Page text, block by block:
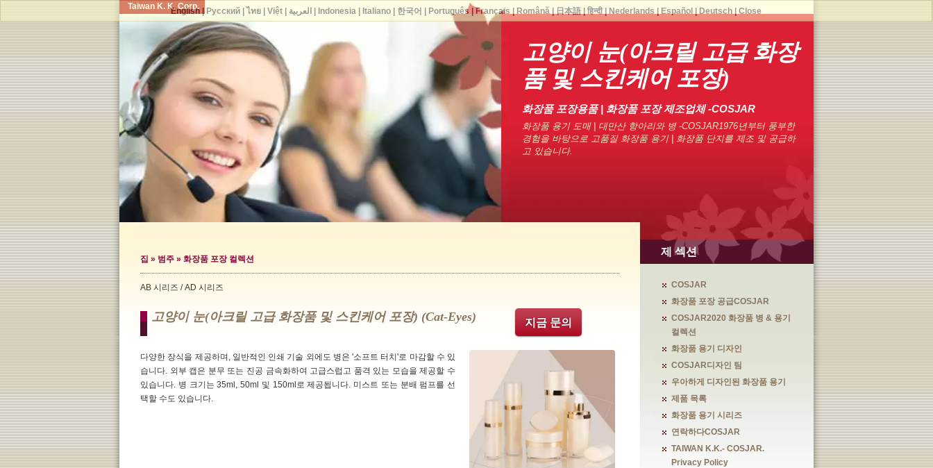
Taiwan K. K. Corp.
고양이 눈(아크릴 고급 화장
품 및 스킨케어 포장)
화장품 포장용품 | 화장품 포장 제조업체 -COSJAR
화장품 용기 도매 | 대만산 항아리와 병 -COSJAR1976년부터 풍부한
경험을 바탕으로 고품질 화장품 용기 | 화장품 단지를 제조 및 공급하
고 있습니다.
집 » 범주 » 화장품 포장 컬렉션
AB 시리즈 / AD 시리즈
지금 문의
고양이 눈(아크릴 고급 화장품 및 스킨케어 포장) (cat-Eyes)
다양한 장식을 제공하며, 일반적인 인쇄 기술 외에도 병은 '소프트 터치'로 마감할 수 있
습니다. 외부 캡은 분무 또는 진공 금속화하여 고급스럽고 품격 있는 모습을 제공할 수
있습니다. 병 크기는 35ml, 50ml 및 150ml로 제공됩니다. 미스트 또는 분배 펌프를 선
택할 수도 있습니다.
제 섹션
COSJAR
화장품 포장 공급COSJAR
COSJAR2020 화장품 병 & 용기
컬렉션
화장품 용기 디자인
COSJAR디자인 팀
우아하게 디자인된 화장품 용기
제품 목록
화장품 용기 시리즈
연락하다COSJAR
TAIWAN K.K.- COSJAR.
Privacy Policy
English| Русский| ไทย| Việt| العربية Indonesia| Italiano| 한국어 Português Français Română| 日本語| हिन्दी| Nederlands Español Deutsch| Close